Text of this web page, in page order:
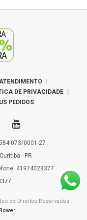
você poderá
pelúcias, fotos,
seu presente
a diferença.
ano, estação
prezamos ao
com todo carinho
do nosso padrão e
largura
DE PRIVACIDADE
PEDIDOS
0001-27
- PR
41974028377
os Direitos Reservados -